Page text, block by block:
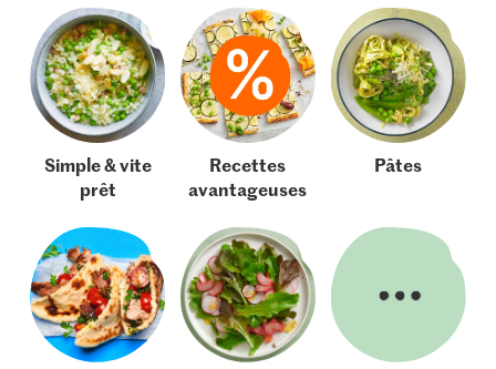
Simple & vite
prêt
Recettes
avantageuses
Pâtes